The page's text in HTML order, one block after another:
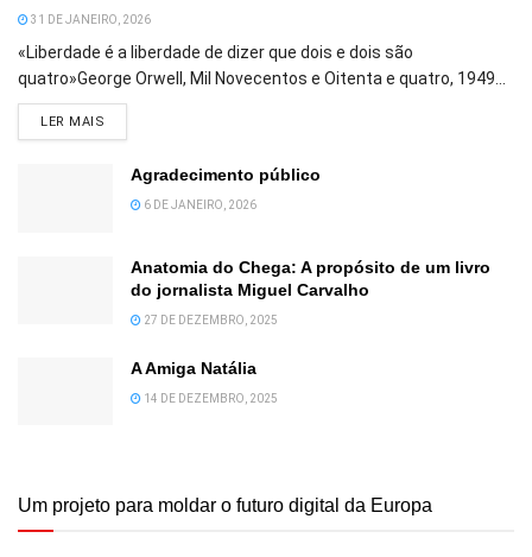
31 DE JANEIRO, 2026
«Liberdade é a liberdade de dizer que dois e dois são
quatro»George Orwell, Mil Novecentos e Oitenta e quatro, 1949...
LER MAIS
Agradecimento público
6 DE JANEIRO, 2026
Anatomia do Chega: A propósito de um livro
do jornalista Miguel Carvalho
27 DE DEZEMBRO, 2025
A Amiga Natália
14 DE DEZEMBRO, 2025
Um projeto para moldar o futuro digital da Europa